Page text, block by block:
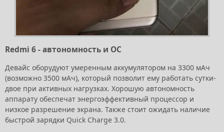
Redmi 6 - автономность и ОС
Девайс оборудуют умеренным аккумулятором на 3300 мАч
(возможно 3500 мАч), который позволит ему работать сутки-
двое при активных нагрузках. Хорошую автономность
аппарату обеспечат энергоэффективный процессор и
низкое разрешение экрана. Также стоит ожидать наличие
быстрой зарядки Quick Charge 3.0.